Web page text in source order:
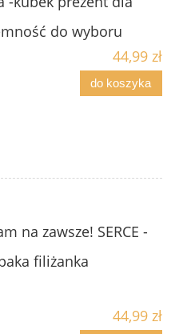
do wyboru
44,99 zł
do koszyka
na zawsze! SERCE -
filiżanka
44,99 zł